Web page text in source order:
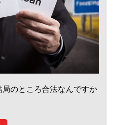
局のところ合法なんですか